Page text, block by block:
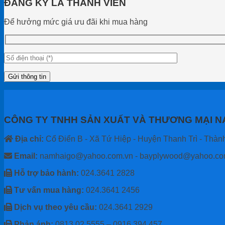
ĐĂNG KÝ LÀ THÀNH VIÊN
Để hưởng mức giá ưu đãi khi mua hàng
CÔNG TY TNHH SẢN XUẤT VÀ THƯƠNG MẠI
Địa chỉ: Cổ Điển B - Xã Tứ Hiệp - Huyện Thanh Trì -
Email: namhaigo@yahoo.com.vn -
Hỗ trợ bảo hành: 024.3641 2828
Tư vấn mua hàng: 024.3641 2456
Dịch vụ theo yêu cầu: 024.3641 2929